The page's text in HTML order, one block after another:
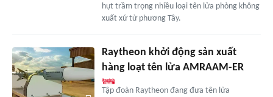
hụt trầm trọng nhiều loại tên lửa phòng không
xuất xứ từ phương Tây.
Raytheon khởi động sản xuất
hàng loạt tên lửa AMRAAM-ER
Tập đoàn Raytheon đang đưa tên lửa